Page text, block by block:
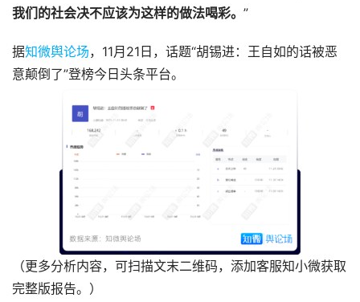
我们的社会决不应该为这样的做法喝彩。 ”
据知微舆论场，11月21日，话题“胡锡进：王自如的话被恶
意颠倒了”登榜今日头条平台。
（更多分析内容，可扫描文末二维码，添加客服知小微获取
完整版报告。）